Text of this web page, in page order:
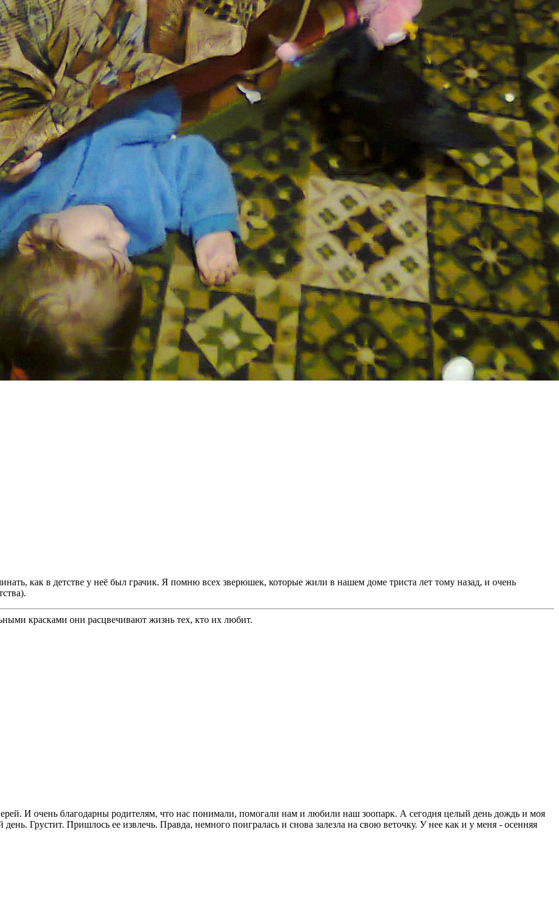
как в детстве у неё был грачик. Я помню всех зверюшек, которые жили в нашем доме триста лет тому назад, и очень
красками они расцвечивают жизнь тех, кто их любит.
И очень благодарны родителям, что нас понимали, помогали нам и любили наш зоопарк. А сегодня целый день дождь и моя
Грустит. Пришлось ее извлечь. Правда, немного поигралась и снова залезла на свою веточку. У нее как и у меня - осенняя